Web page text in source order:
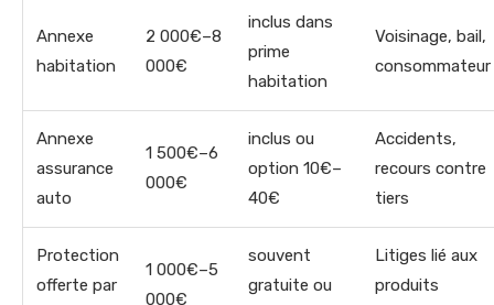
Annexe
habitation
2 000€–8
000€
inclus dans
prime
habitation
Voisinage, bail,
consommateur
Annexe
assurance
auto
1 500€–6
000€
inclus ou
option 10€–
40€
Accidents,
recours contre
tiers
Protection
offerte par
1 000€–5
000€
souvent
gratuite ou
Litiges lié aux
produits